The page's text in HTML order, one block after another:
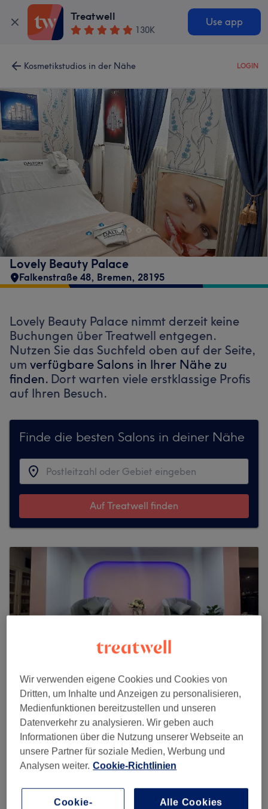
Treatwell
130K
Use app
Kosmetikstudios in der Nähe LOGIN
Lovely Beauty Palace
Falkenstraße 48, Bremen, 28195
Lovely Beauty Palace nimmt derzeit keine
Buchungen über Treatwell entgegen.
Nutzen Sie das Suchfeld oben auf der Seite,
um verfügbare Salons in Ihrer Nähe zu
finden. Dort warten viele erstklassige Profis
auf Ihren Besuch.
Finde die besten Salons in deiner Nähe
Auf Treatwell finden
Shin Nails, Beauty & Tattoo Bremen
98 reviews
Papenstraße 2, 28195 Bremen
Wir verwenden eigene Cookies und Cookies von
Dritten, um Inhalte und Anzeigen zu personalisieren,
Medienfunktionen bereitzustellen und unseren
Datenverkehr zu analysieren. Wir geben auch
Informationen über die Nutzung unserer Webseite an
unsere Partner für soziale Medien, Werbung und
Analysen weiter. Cookie-Richtlinien
Cookie-
Alle Cookies